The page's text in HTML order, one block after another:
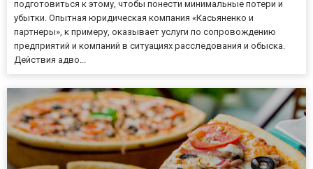
подготовиться к этому, чтобы понести минимальные потери и
убытки. Опытная юридическая компания «Касьяненко и
партнеры», к примеру, оказывает услуги по сопровождению
предприятий и компаний в ситуациях расследования и обыска.
Действия адво...